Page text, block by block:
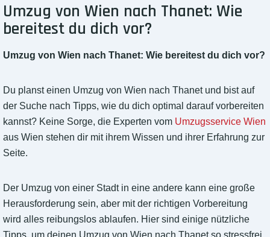
Umzug von Wien nach Thanet: Wie
bereitest du dich vor?
Umzug von Wien nach Thanet: Wie bereitest du dich vor?
Du planst einen Umzug von Wien nach Thanet und bist auf
der Suche nach Tipps, wie du dich optimal darauf vorbereiten
kannst? Keine Sorge, die Experten vom Umzugsservice Wien
aus Wien stehen dir mit ihrem Wissen und ihrer Erfahrung zur
Seite.
Der Umzug von einer Stadt in eine andere kann eine große
Herausforderung sein, aber mit der richtigen Vorbereitung
wird alles reibungslos ablaufen. Hier sind einige nützliche
Tipps, um deinen Umzug von Wien nach Thanet so stressfrei